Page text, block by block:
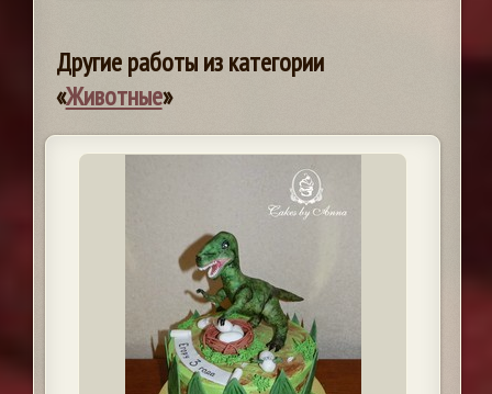
Другие работы из категории
«Животные»